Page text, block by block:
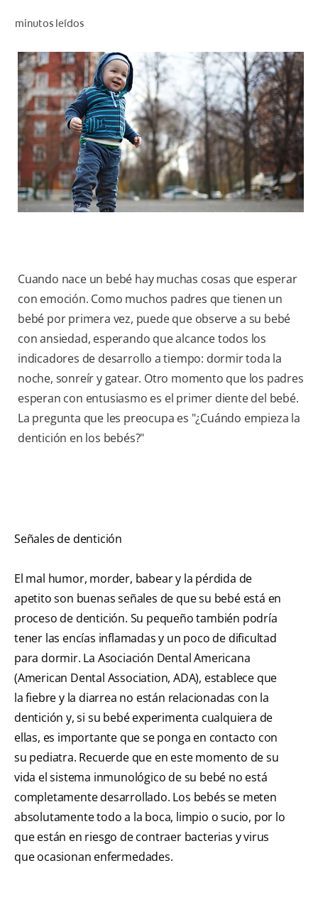
PROMOCIONES
CR (ES)
SUSCRÍBASE
minutos leídos
Cuando nace un bebé hay muchas cosas que esperar
con emoción. Como muchos padres que tienen un
bebé por primera vez, puede que observe a su bebé
con ansiedad, esperando que alcance todos los
indicadores de desarrollo a tiempo: dormir toda la
noche, sonreír y gatear. Otro momento que los padres
esperan con entusiasmo es el primer diente del bebé.
La pregunta que les preocupa es "¿Cuándo empieza la
dentición en los bebés?"
Señales de dentición
El mal humor, morder, babear y la pérdida de
apetito son buenas señales de que su bebé está en
proceso de dentición. Su pequeño también podría
tener las encías inflamadas y un poco de dificultad
para dormir. La Asociación Dental Americana
(American Dental Association, ADA), establece que
la fiebre y la diarrea no están relacionadas con la
dentición y, si su bebé experimenta cualquiera de
ellas, es importante que se ponga en contacto con
su pediatra. Recuerde que en este momento de su
vida el sistema inmunológico de su bebé no está
completamente desarrollado. Los bebés se meten
absolutamente todo a la boca, limpio o sucio, por lo
que están en riesgo de contraer bacterias y virus
que ocasionan enfermedades.